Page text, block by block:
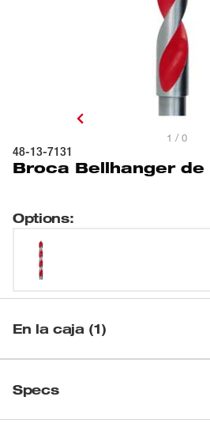
1 / 0
48-13-7131
Broca Bellhanger de
Options:
En la caja (1)
Specs